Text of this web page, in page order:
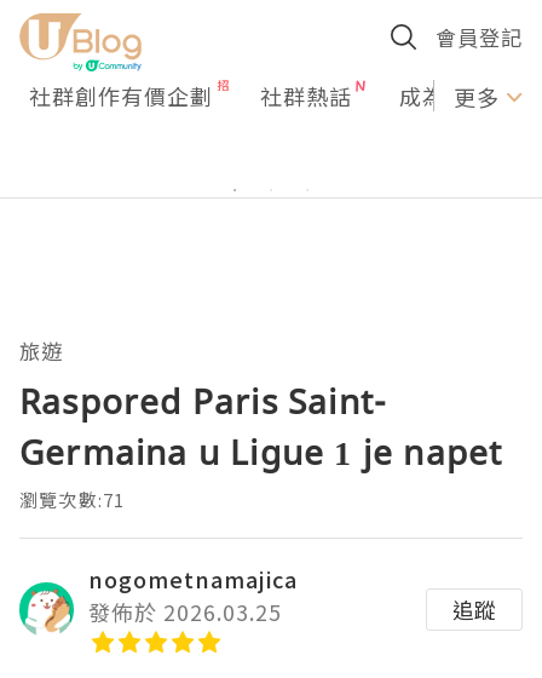
會員登記
社群創作有價企劃 社群熱話 成為U更多
旅遊
Raspored Paris Saint-
Germaina u Ligue 1 je napet
瀏覽次數:71
nogometnamajica
發佈於 2026.03.25
追蹤